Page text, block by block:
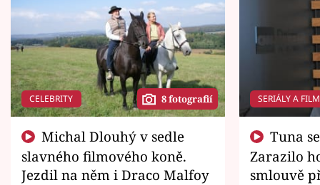
CELEBRITY 8 fotografií
slavného filmového koně.
Jezdil na něm i Draco Malfoy
SERIÁLY A
Zarazilo
smlouvě